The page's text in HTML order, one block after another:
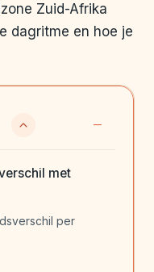
Zuid-Afrika
dagritme en hoe je
met
per